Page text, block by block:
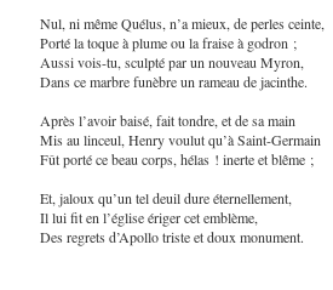
Nul, ni même Quélus, n’a mieux, de perles ceinte,
Porté la toque à plume ou la fraise à godron ;
Aussi vois-tu, sculpté par un nouveau Myron,
Dans ce marbre funèbre un rameau de jacinthe.
Après l’avoir baisé, fait tondre, et de sa main
Mis au linceul, Henry voulut qu’à Saint-Germain
Fût porté ce beau corps, hélas ! inerte et blême ;
Et, jaloux qu’un tel deuil dure éternellement,
Il lui fit en l’église ériger cet emblème,
Des regrets d’Apollo triste et doux monument.